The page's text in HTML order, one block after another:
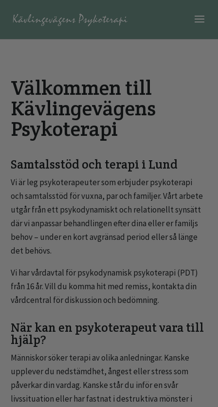
Välkommen till
Kävlingevägens
Psykoterapi
Samtalsstöd och terapi i Lund
Vi är leg psykoterapeuter som erbjuder psykoterapi
och samtalsstöd för vuxna, par och familjer. Vårt arbete
utgår från ett psykodynamiskt och relationellt synsätt
där vi anpassar behandlingen efter dina eller er familjs
behov – under en kort avgränsad period eller så länge
det behövs.
Vi har vårdavtal för psykodynamisk psykoterapi (PDT)
från 16 år. Vill du komma hit med remiss, kontakta din
vårdcentral för diskussion och bedömning.
När kan en psykoterapeut vara till
hjälp?
Människor söker terapi av olika anledningar. Kanske
upplever du nedstämdhet, ångest eller stress som
påverkar din vardag. Kanske står du inför en svår
livssituation eller har fastnat i destruktiva mönster i